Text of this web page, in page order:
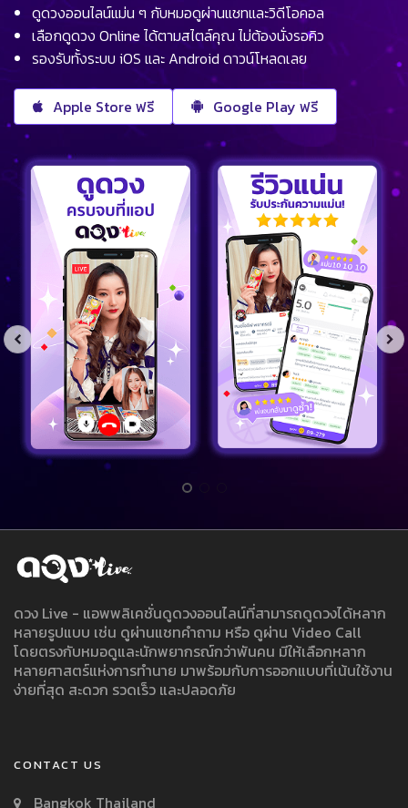
ดูดวงออนไลน์แม่น ๆ กับหมอดูผ่านแชทและวิดีโอคอล
เลือกดูดวง Online ได้ตามสไตล์คุณ ไม่ต้องนั่งรอคิว
รองรับทั้งระบบ iOS และ Android ดาวน์โหลดเลย
Apple Store ฟรี Google Play ฟรี
ดวง Live - แอพพลิเคชั่นดูดวงออนไลน์ที่สามารถดูดวงได้หลาก
หลายรูปแบบ เช่น ดูผ่านแชทคำถาม หรือ ดูผ่าน Video Call
โดยตรงกับหมอดูและนักพยากรณ์กว่าพันคน มีให้เลือกหลาก
หลายศาสตร์แห่งการทำนาย มาพร้อมกับการออกแบบที่เน้นใช้งาน
ง่ายที่สุด สะดวก รวดเร็ว และปลอดภัย
CONTACT US
Bangkok Thailand